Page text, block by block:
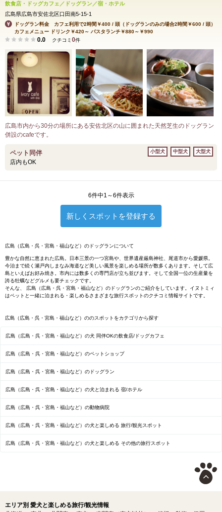
飲食店・ドッグカフェ／ドッグラン／宿・ホテル
広島県広島市安佐北区口田南5-15-1
ドッグラン料金 カフェ利用で2時間￥400 / 頭（ドッグランのみの場合2時間￥600 / 頭）
カフェメニュー ドリンク￥420～ パスタランチ￥880～￥990
0.0 クチコミ 0件
広島市内から30分の場所にある安佐北区の山に囲まれた天然芝生のドッグラン
併設のcafeです。
ペット同伴
店内もOK
小型犬 中型犬 大型犬
6件中1～6件表示
新しくスポットを登録する
広島（広島・呉・宮島・福山など）のドッグランについて
豊かな自然に恵まれた広島。日本三景の一つ宮島や、世界遺産厳島神社、尾道市から愛媛県。
今治まで続く瀬戸内しまなみ海道など美しい風景を楽しめる場所が数多くあります。そして広
島といえばお好み焼き。市内には数多くの専門店が立ち並びます。そして全国一位の生産量を
誇る牡蠣などグルメも要チェックです。
そんな、 広島（広島・呉・宮島・福山など）のドッグランのご紹介をしています。イヌトミィ
はペットと一緒に泊まれる・楽しめるさまざまな旅行スポットのクチコミ情報サイトです。
広島（広島・呉・宮島・福山など）ののスポットをカテゴリから探す
広島（広島・呉・宮島・福山など）の犬 同伴OKの飲食店/ドッグカフェ
広島（広島・呉・宮島・福山など）のペットショップ
広島（広島・呉・宮島・福山など）のドッグラン
広島（広島・呉・宮島・福山など）の犬と泊まれる 宿/ホテル
広島（広島・呉・宮島・福山など）の動物病院
広島（広島・呉・宮島・福山など）の犬と楽しめる 旅行/観光スポット
広島（広島・呉・宮島・福山など）の犬と楽しめる その他の旅行スポット
エリア別 愛犬と楽しめる旅行/観光情報